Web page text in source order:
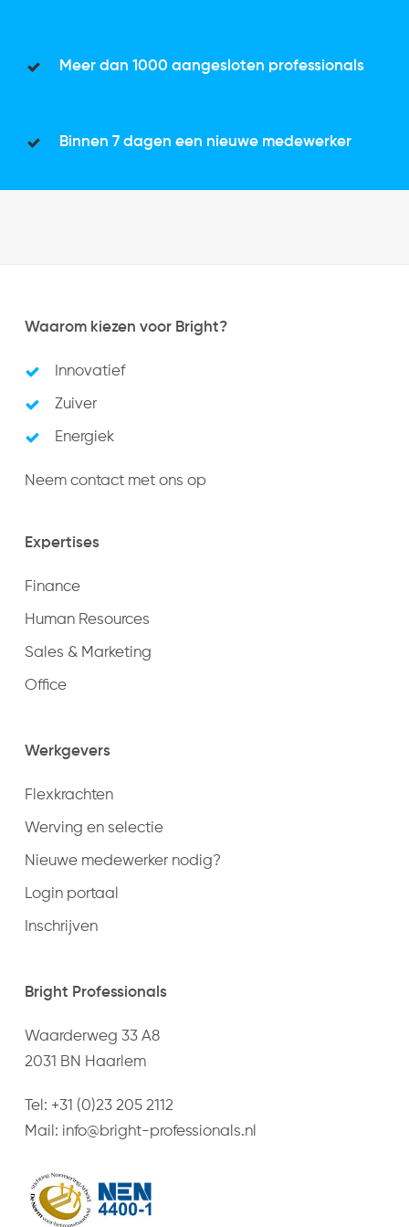
Meer dan 1000 aangesloten professionals
Binnen 7 dagen een nieuwe medewerker
Waarom kiezen voor Bright?
Innovatief
Zuiver
Energiek
Neem contact met ons op
Expertises
Finance
Human Resources
Sales & Marketing
Office
Werkgevers
Flexkrachten
Werving en selectie
Nieuwe medewerker nodig?
Login portaal
Inschrijven
Bright Professionals
Waarderweg 33 A8
2031 BN Haarlem
Tel: +31 (0)23 205 2112
Mail: info@bright-professionals.nl